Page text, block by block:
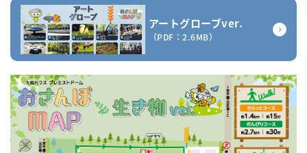
アートグローブver.
（PDF：2.6MB）